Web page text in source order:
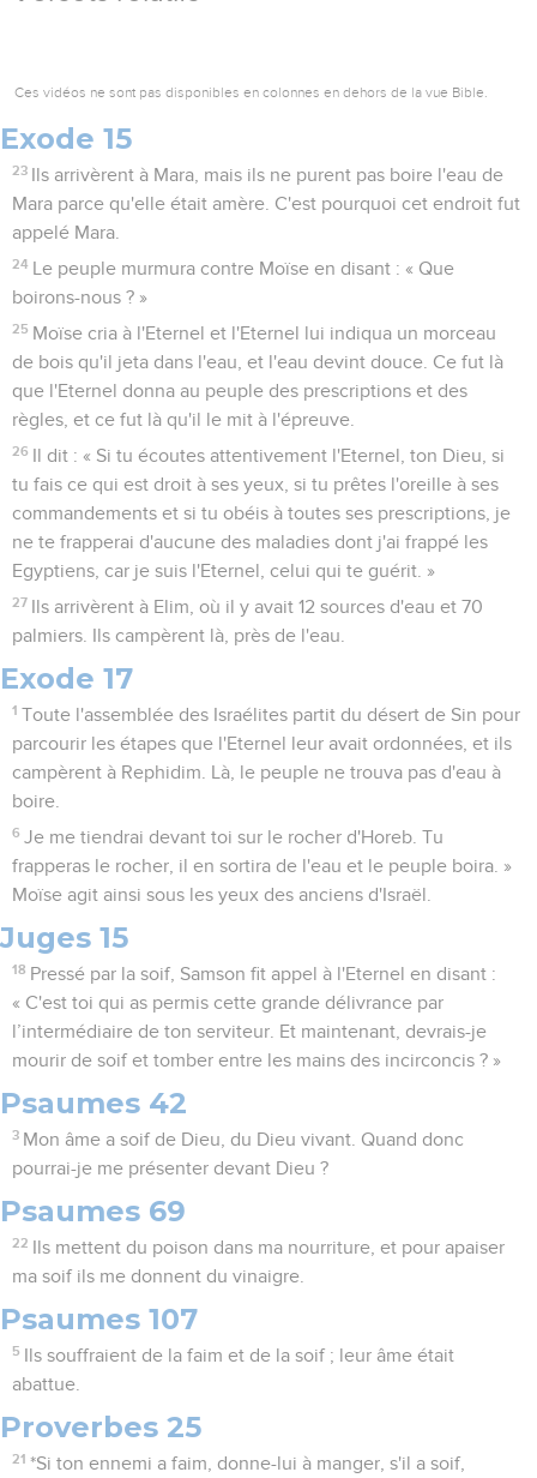
Ces vidéos ne sont pas disponibles en colonnes en dehors de la vue Bible.
Exode 15
23
Ils arrivèrent à Mara, mais ils ne purent pas boire l'eau de
Mara parce qu'elle était amère. C'est pourquoi cet endroit fut
appelé Mara.
24
Le peuple murmura contre Moïse en disant : « Que
boirons-nous ? »
25 Moïse cria à l'Eternel et l'Eternel lui indiqua un morceau
de bois qu'il jeta dans l'eau, et l'eau devint douce. Ce fut là
que l'Eternel donna au peuple des prescriptions et des
règles, et ce fut là qu'il le mit à l'épreuve.
26
Il dit : « Si tu écoutes attentivement l'Eternel, ton Dieu, si
tu fais ce qui est droit à ses yeux, si tu prêtes l'oreille à ses
commandements et si tu obéis à toutes ses prescriptions, je
ne te frapperai d'aucune des maladies dont j'ai frappé les
Egyptiens, car je suis l'Eternel, celui qui te guérit. »
27
Ils arrivèrent à Elim, où il y avait 12 sources d'eau et 70
palmiers. Ils campèrent là, près de l'eau.
Exode 17
1 Toute l'assemblée des Israélites partit du désert de Sin pour
parcourir les étapes que l'Eternel leur avait ordonnées, et ils
campèrent à Rephidim. Là, le peuple ne trouva pas d'eau à
boire.
6 Je me tiendrai devant toi sur le rocher d'Horeb. Tu
frapperas le rocher, il en sortira de l'eau et le peuple boira. »
Moïse agit ainsi sous les yeux des anciens d'Israël.
Juges 15
18 Pressé par la soif, Samson fit appel à l'Eternel en disant :
« C'est toi qui as permis cette grande délivrance par
l’intermédiaire de ton serviteur. Et maintenant, devrais-je
mourir de soif et tomber entre les mains des incirconcis ? »
Psaumes 42
3 Mon âme a soif de Dieu, du Dieu vivant. Quand donc
pourrai-je me présenter devant Dieu ?
Psaumes 69
22
Ils mettent du poison dans ma nourriture, et pour apaiser
ma soif ils me donnent du vinaigre.
Psaumes 107
5
Ils souffraient de la faim et de la soif ; leur âme était
abattue.
Proverbes 25
21 *Si ton ennemi a faim, donne-lui à manger, s'il a soif,